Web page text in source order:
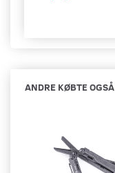
ANDRE KØBTE OGSÅ